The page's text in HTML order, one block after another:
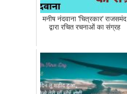
मनीष नंदवाना 'चित्रकार' राजसमंद
द्वारा रचित रचनाओं का संग्रह